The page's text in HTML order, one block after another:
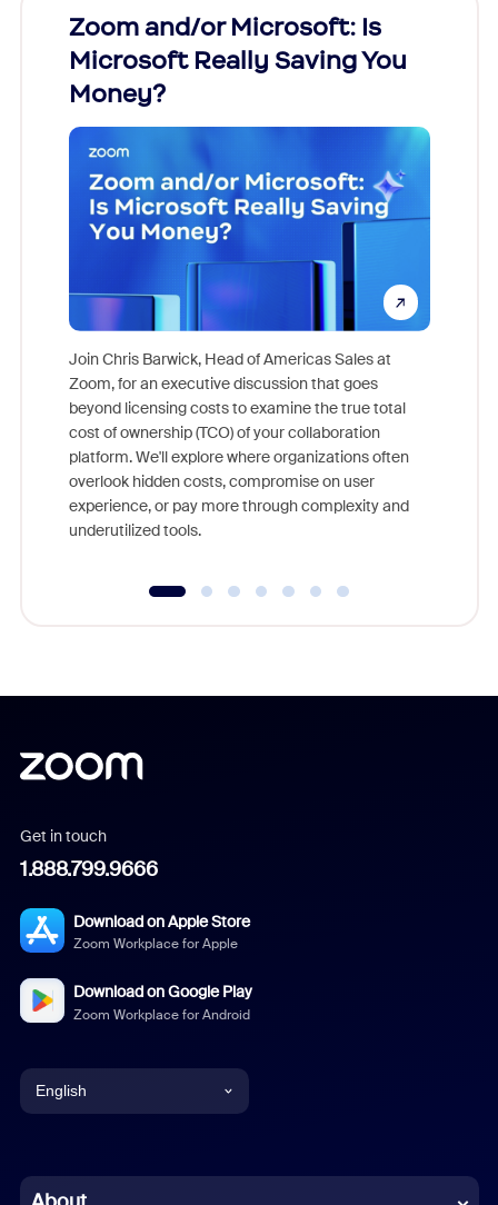
Zoom and/or Microsoft: Is
Microsoft Really Saving You
Money?
Join Chris Barwick, Head of Americas Sales at
Zoom, for an executive discussion that goes
beyond licensing costs to examine the true total
cost of ownership (TCO) of your collaboration
platform. We'll explore where organizations often
overlook hidden costs, compromise on user
experience, or pay more through complexity and
underutilized tools.
Get in touch
1.888.799.9666
Download on Apple Store
Zoom Workplace for Apple
Download on Google Play
Zoom Workplace for Android
English
Chinese (Simplified)